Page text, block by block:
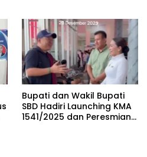
Anaknya
Bupati dan Wakil Bupati
SBD Hadiri Launching KMA
1541/2025 dan Peresmian